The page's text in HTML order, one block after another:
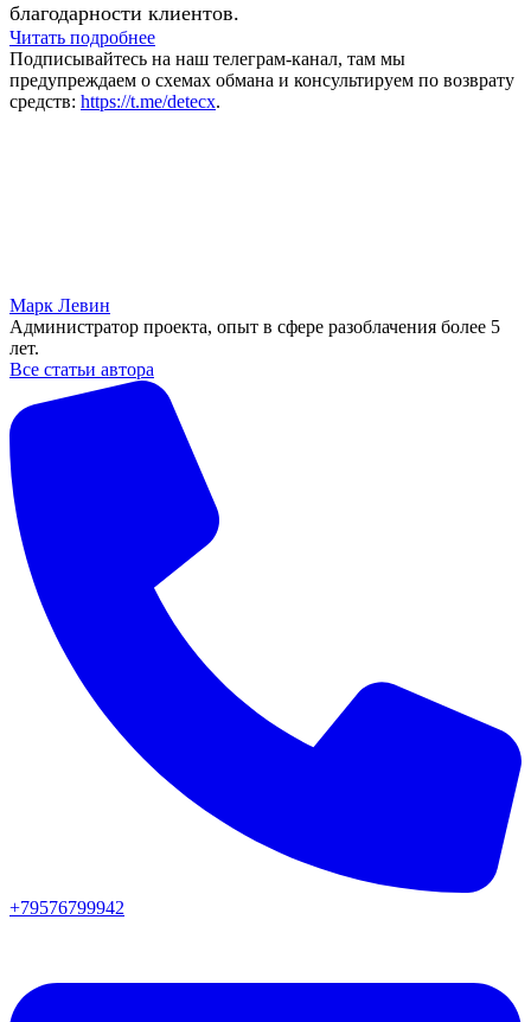
благодарности клиентов.
Читать подробнее
Подписывайтесь на наш телеграм-канал, там мы
предупреждаем о схемах обмана и консультируем по возврату
средств: https://t.me/detecx.
Марк Левин
Администратор проекта, опыт в сфере разоблачения более 5
лет.
Все статьи автора
+79576799942